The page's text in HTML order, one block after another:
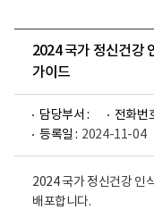
2024 국가 정신건강
가이드
담당부서 : 전화번
등록일 : 2024-11-04
2024 국가 정신건강 인
배포합니다.